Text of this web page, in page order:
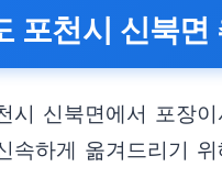
포천시 신북면
시 신북면에서 포장
속하게 옮겨드리기